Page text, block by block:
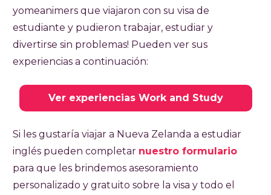
yomeanimers que viajaron con su visa de
estudiante y pudieron trabajar, estudiar y
divertirse sin problemas! Pueden ver sus
experiencias a continuación:
Ver experiencias Work and Study
Si les gustaría viajar a Nueva Zelanda a estudiar
inglés pueden completar nuestro formulario
para que les brindemos asesoramiento
personalizado y gratuito sobre la visa y todo el